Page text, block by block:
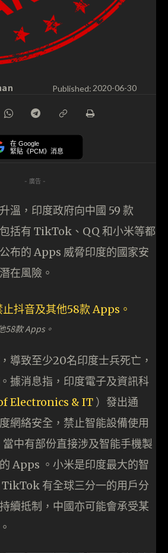
Published:2020-06-30
在 Google
緊貼《PCM》消息
- 廣告 -
溫，印度政府向中國 59 款
括有 TikTok、QQ 和小米等都
布的 Apps 威脅印度的國家安
在風險。
58款 Apps。
導致至少20名印度士兵死亡，
據消息指，印度電子及資訊科
Electronics & IT ）發出通
網絡安全，禁止智能設備使用
中有部份直接涉及智能手機製
Apps 。小米是印度最大的智
有全球三分一的用戶分
續抵制，中國亦可能會承受某